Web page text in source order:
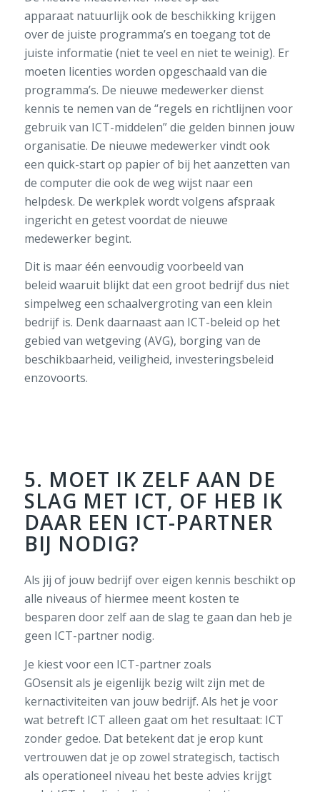
apparaat natuurlijk ookde beschikking krijgen
over de juiste programma’s en toegang tot de
juiste informatie (niet te veel en niet te weinig). Er
moeten licenties worden opgeschaald van die
programma’s. De nieuwe medewerker dienst
kennis te nemen van de “regels en richtlijnen voor
gebruik van ICT-middelen” die gelden binnen jouw
organisatie. De nieuwe medewerker vindt ook
een quick-start op papier of bij het aanzetten van
de computerdie ook de weg wijst naar een
helpdesk. De werkplek wordt volgens afspraak
ingericht en getest voordat de nieuwe
medewerker begint.
Dit is maar één eenvoudig voorbeeld van
beleid waaruit blijkt dat een groot bedrijf dus niet
simpelweg een schaalvergroting van een klein
bedrijfis. Denk daarnaast aan ICT-beleid op het
gebied van wetgeving (AVG), borging van de
beschikbaarheid, veiligheid, investeringsbeleid
enzovoorts.
5. MOET IK ZELF AAN DE
SLAG MET ICT, OF HEB IK
DAAR EEN ICT-PARTNER
BIJ NODIG?
Als jij of jouw bedrijfover eigen kennis beschikt op
alle niveaus of hiermee meent kosten te
besparen door zelf aan de slag te gaan dan heb je
geen ICT-partner nodig.
Je kiest voor een ICT-partner zoals
GOsensitals je eigenlijk bezig wilt zijn met de
kernactiviteiten van jouw bedrijf. Als het je voor
wat betreft ICT alleen gaat om het resultaat: ICT
zonder gedoe. Dat betekent dat je erop kunt
vertrouwen dat je op zowel strategisch, tactisch
als operationeel niveau het beste advies krijgt